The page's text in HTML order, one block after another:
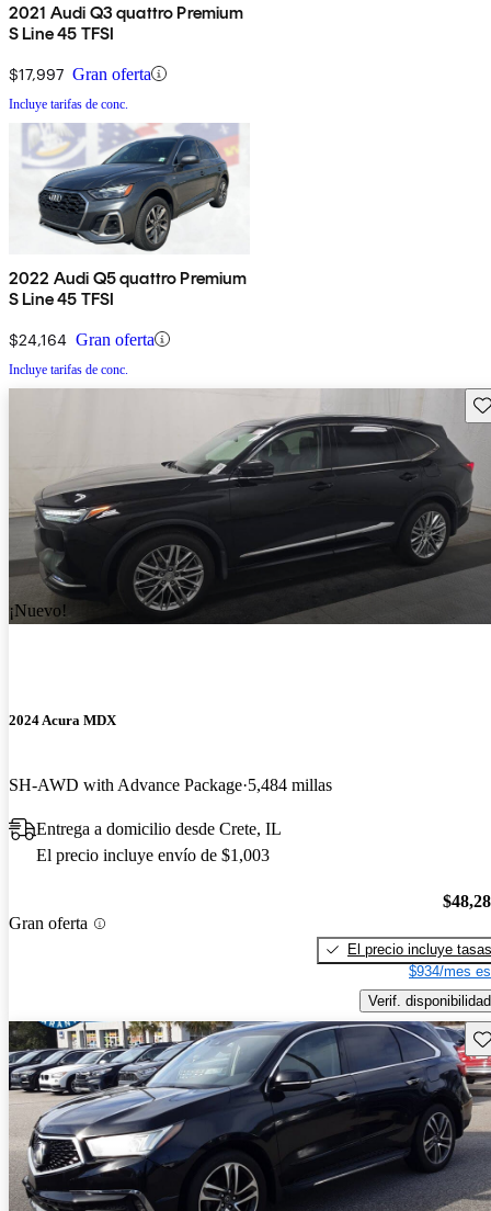
2021 Audi Q3 quattro Premium
S Line 45 TFSI
$17,997 Gran oferta
Incluye tarifas de conc.
2022 Audi Q5 quattro Premium
S Line 45 TFSI
$24,164 Gran oferta
Incluye tarifas de conc.
¡Nuevo!
2024 Acura MDX
SH-AWD with Advance Package 5,484 millas
Entrega a domicilio desde Crete, IL
El precio incluye envío de $1,003
Gran oferta
El precio incluye tasas
$934/mes
Verif. disponibilidad